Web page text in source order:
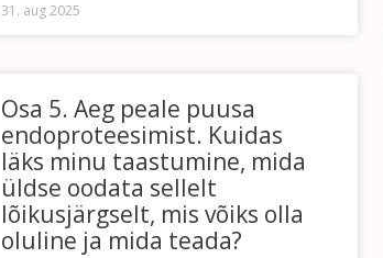
31. aug 2025
Osa 5. Aeg peale puusa
endoproteesimist. Kuidas
läks minu taastumine, mida
üldse oodata sellelt
lõikusjärgselt, mis võiks olla
oluline ja mida teada?